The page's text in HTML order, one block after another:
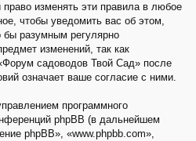
изменять эти правила в любое
чтобы уведомить вас об этом,
разумным регулярно
изменений, так как
садоводов Твой Сад» после
означает ваше согласие с ними.
программного
phpBB (в дальнейшем
phpBB», «www.phpbb.com»,